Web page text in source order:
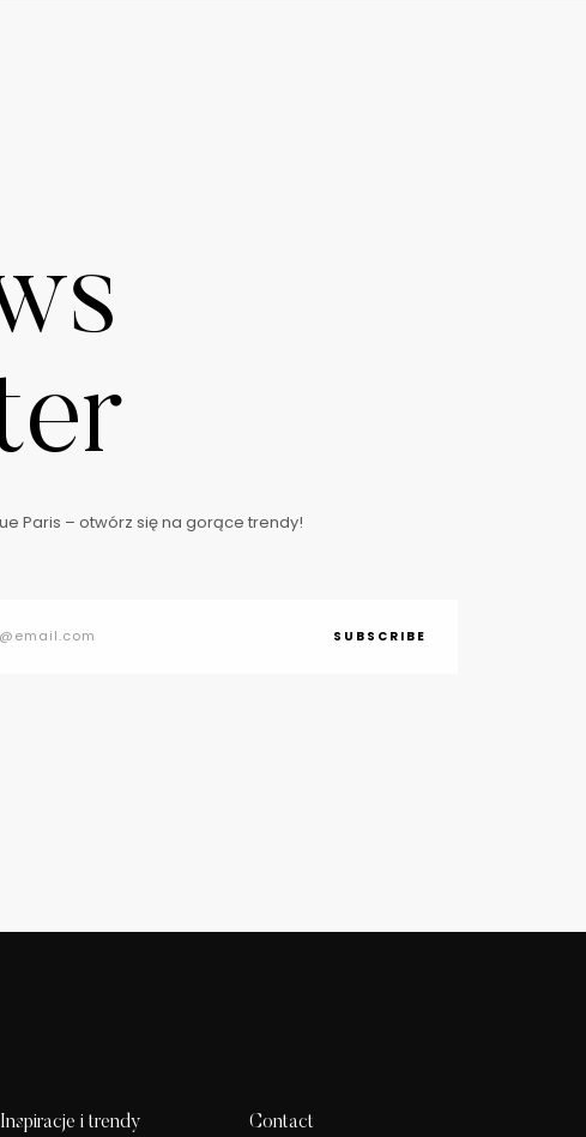
Paris – otwórz się na gorące trendy!
SUBSCRIBE
Inspiracje i trendy Contact